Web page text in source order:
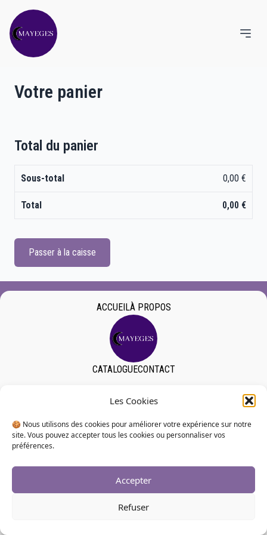
Les Cookies
🍪 Nous utilisons des cookies pour améliorer votre expérience sur notre
site. Vous pouvez accepter tous les cookies ou personnaliser vos
préférences.
Accepter
Refuser
Votre panier
Total du panier
Sous-total 0,00 €
Total 0,00 €
Passer à la caisse
ACCUEILÀ PROPOS
CATALOGUECONTACT
Tous droits réservés, site réalisé par Adeline Mendouga